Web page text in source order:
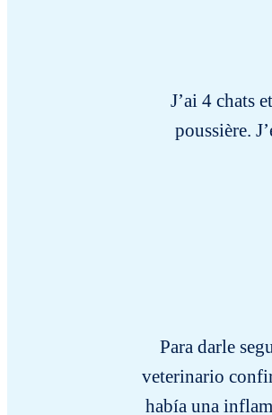
J’ai 4 chats
poussière.
Para darle
veterinario
había una